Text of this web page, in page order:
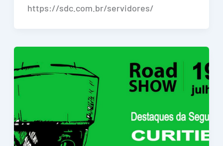
https://sdc.com.br/servidores/